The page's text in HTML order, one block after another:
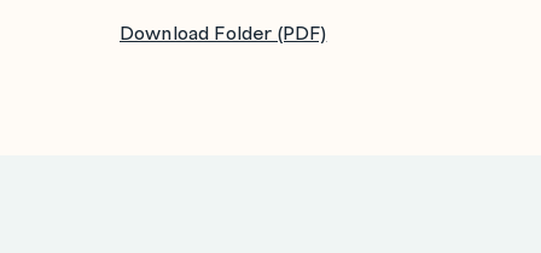
Download Folder (PDF)